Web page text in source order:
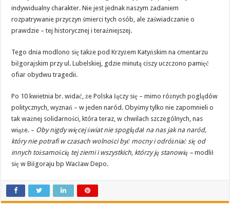
indywidualny charakter. Nie jest jednak naszym zadaniem
rozpatrywanie przyczyn śmierci tych osób, ale zaświadczanie o
prawdzie – tej historycznej i teraźniejszej.
Tego dnia modlono się także pod Krzyżem Katyńskim na cmentarzu
biłgorajskim przy ul. Lubelskiej, gdzie minutą ciszy uczczono pamięć
ofiar obydwu tragedii.
Po 10 kwietnia br. widać, że Polska łączy się – mimo różnych poglądów
politycznych, wyznań – w jeden naród. Obyśmy tylko nie zapomnieli o
tak ważnej solidarności, która teraz, w chwilach szczególnych, nas
wiąże. – Oby nigdy więcej świat nie spoglądał na nas jak na naród,
który nie potrafi w czasach wolności być mocny i odróżniać się od
innych tożsamością tej ziemi i wszystkich, którzy ją stanowią –modlił
się w Biłgoraju bp Wacław Depo.